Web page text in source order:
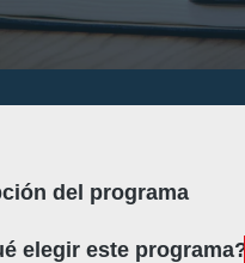
del programa
elegir este programa?